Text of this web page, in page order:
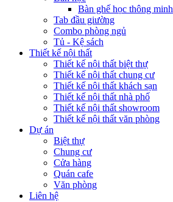
Bàn ghế học thông minh
Tab đầu giường
Combo phòng ngủ
Tủ - Kệ sách
Thiết kế nội thất
Thiết kế nội thất biệt thự
Thiết kế nội thất chung cư
Thiết kế nội thất khách sạn
Thiết kế nội thất nhà phố
Thiết kế nội thất showroom
Thiết kế nội thất văn phòng
Dự án
Biệt thự
Chung cư
Cửa hàng
Quán cafe
Văn phòng
Liên hệ